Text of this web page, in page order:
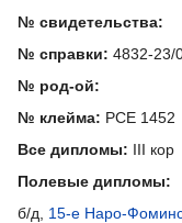
№ свидетельства:
№ справки: 4832-23/
№ род-ой:
№ клейма: РСЕ 1452
Все дипломы: III кор
Полевые дипломы:
б/д, 15-е Наро-